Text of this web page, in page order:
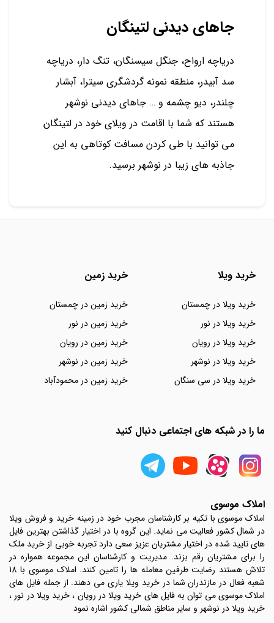
جاهای دیدنی لتینگان
دریاچه ارواح، جنگل سیسنگان، تنگ دار، دریاچه
سد آبیدر، منطقه نمونه گردشگری سیترا، آبشار
چلندر، دیو چشمه و … جاهای دیدنی نوشهر
هستند که شما با اقامت در ویلای خود در لتینگان
می توانید با طی کردن مسافت کوتاهی به این
جاذبه های زیبا در نوشهر برسید.
خرید ویلا
خرید ویلا در چمستان
خرید ویلا در نور
خرید ویلا در رویان
خرید ویلا در نوشهر
خرید ویلا در سی سنگان
خرید زمین
خرید زمین در چمستان
خرید زمین در نور
خرید زمین در رویان
خرید زمین در نوشهر
خرید زمین در محمودآباد
ما را در شبکه های اجتماعی دنبال کنید
املاک موسوی
املاک موسوی با تکیه بر کارشناسان مجرب خود در زمینه خرید و فروش ویلا
در شمال کشور فعالیت می نماید. این گروه با در اختیار گذاشتن بهترین فایل
های تایید شده در اختیار مشتریان عزیز سعی دارد تجربه خوبی از خرید ملک
را برای مشتریان رقم بزند. مدیریت و کارشناسان این مجموعه همواره در
تلاش هستند رضایت طرفین معامله ها را تامین کنند. املاک موسوی با 18
شعبه فعال در مازندران شما در خرید ویلا یاری می دهند. از جمله فایل های
املاک موسوی می توان به فایل های خرید ویلا در رویان ، خرید ویلا در نور ،
خرید ویلا در نوشهر و سایر مناطق شمالی کشور اشاره نمود